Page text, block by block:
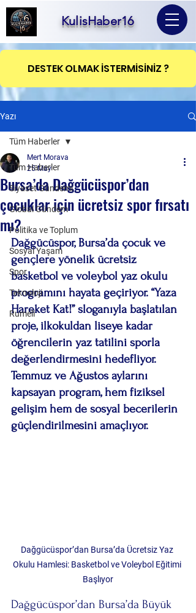
KulisHaber16
DESTEK OLMAK İSTERMİSİNİZ ?
Yazı
Tüm Haberler
Siyaset Gündemi
Global Gündem
Politika ve Toplum
Sosyal Yaşam
Spor
Teknoloji
Rumeli
Tüm Haberler
Bursa’da Dağgücüspor’dan
çocuklar için ücretsiz spor fırsatı
mı?
Mert Morava
25 May
Dağgücüspor, Bursa’da çocuk ve
gençlere yönelik ücretsiz
basketbol ve voleybol yaz okulu
programını hayata geçiriyor. “Yaza
Hareket Kat!” sloganıyla başlatılan
proje, ilkokuldan liseye kadar
öğrencilerin yaz tatilini sporla
değerlendirmesini hedefliyor.
Temmuz ve Ağustos aylarını
kapsayan program, hem fiziksel
gelişim hem de sosyal becerilerin
güçlendirilmesini amaçlıyor.
Dağgücüspor’dan Bursa’da Ücretsiz Yaz
Okulu Hamlesi: Basketbol ve Voleybol Eğitimi
Başlıyor
Dağgücüspor’dan Bursa’da Büyük